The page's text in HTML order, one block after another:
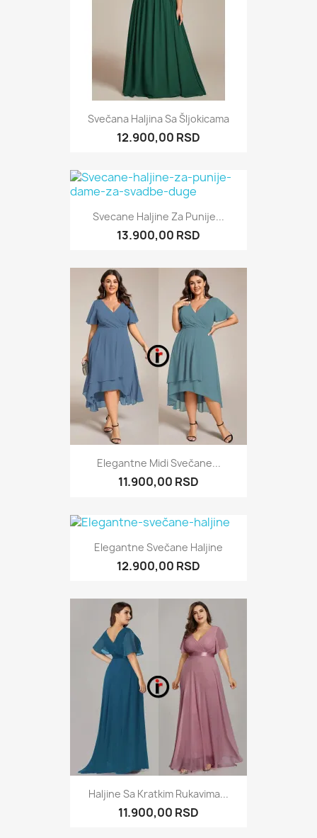
Svečana Haljina Sa Šljokicama
12.900,00 RSD
Svecane Haljine Za Punije...
13.900,00 RSD
Elegantne Midi Svečane...
11.900,00 RSD
Elegantne Svečane Haljine
12.900,00 RSD
Haljine Sa Kratkim Rukavima...
11.900,00 RSD